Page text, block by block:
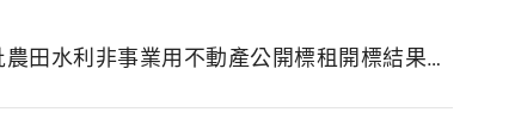
瑠公管理處 115 年度第 3 批農田水利非事業用不動產公開標租開標結果 (115.06.01開標)